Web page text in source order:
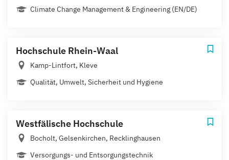
Climate Change Management & Engineering (EN/DE)
Hochschule Rhein-Waal
Kamp-Lintfort, Kleve
Qualität, Umwelt, Sicherheit und Hygiene
Westfälische Hochschule
Bocholt, Gelsenkirchen, Recklinghausen
Versorgungs- und Entsorgungstechnik